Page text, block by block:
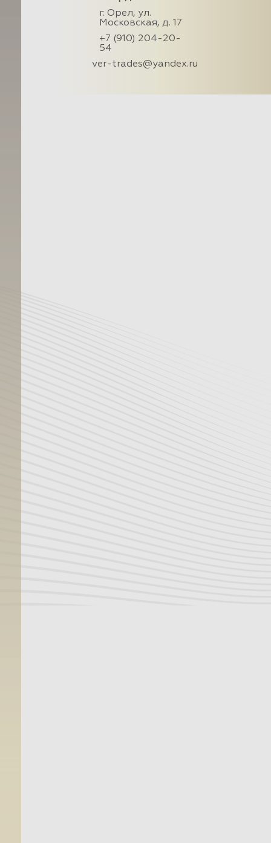
г. Орел, ул.
Московская, д. 17
+7 (910) 204-20-
54
ver-trades@yandex.ru